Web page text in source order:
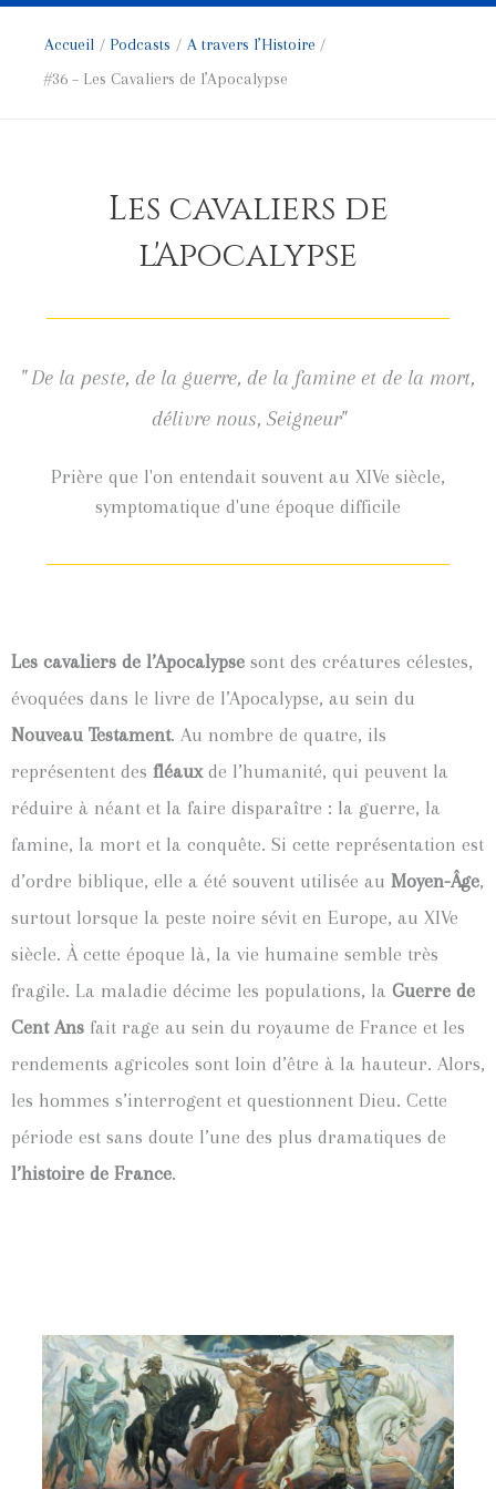
Accueil Podcasts
A travers l’Histoire
#36 – Les Cavaliers de l’Apocalypse
Les cavaliers de
l'Apocalypse
" De la peste, de la guerre, de la famine et de la mort,
délivre nous, Seigneur"
Prière que l'on entendait souvent au XIVe siècle,
symptomatique d'une époque difficile
Les cavaliers de l’Apocalypse sont des créatures célestes,
évoquées dans le livre de l’Apocalypse, au sein du
Nouveau Testament. Au nombre de quatre, ils
représentent des fléauxde l’humanité, qui peuvent la
réduire à néant et la faire disparaître : la guerre, la
famine, la mort et la conquête. Si cette représentation est
d’ordre biblique, elle a été souvent utilisée au Moyen-Âge,
surtout lorsque la peste noire sévit en Europe, au XIVe
siècle. À cette époque là, la vie humaine semble très
fragile. La maladie décime les populations, la Guerre de
Cent Ans fait rage au sein du royaume de France et les
rendements agricoles sont loin d’être à la hauteur. Alors,
les hommes s’interrogent et questionnent Dieu. Cette
période est sans doute l’une des plus dramatiques de
l’histoire de France.